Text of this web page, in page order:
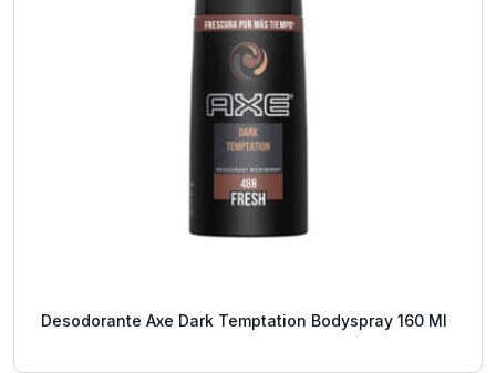
Desodorante Axe Dark Temptation Bodyspray 160 Ml